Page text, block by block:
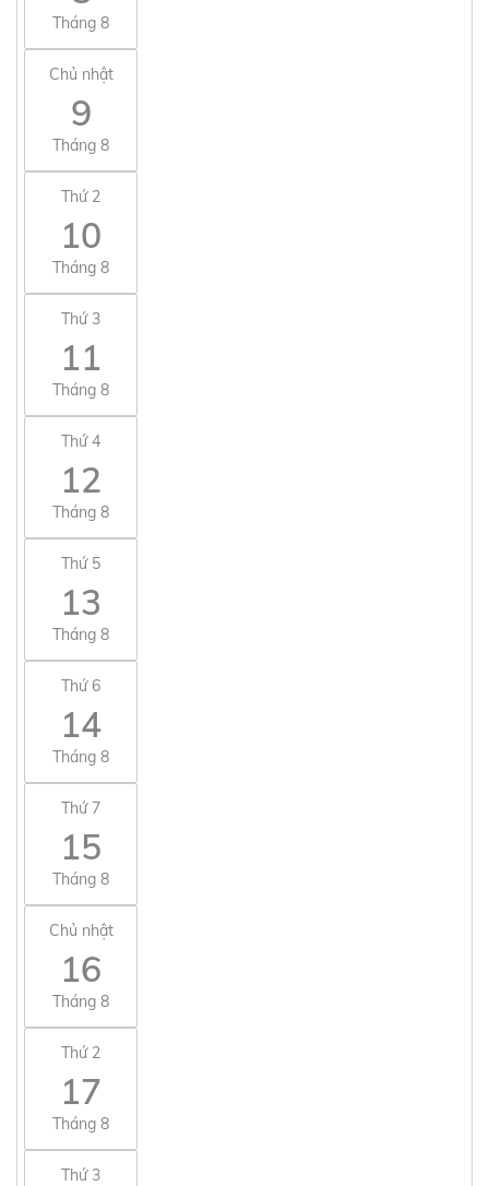
Tháng 8
Chủ nhật
9
Tháng 8
Thứ 2
10
Tháng 8
Thứ 3
11
Tháng 8
Thứ 4
12
Tháng 8
Thứ 5
13
Tháng 8
Thứ 6
14
Tháng 8
Thứ 7
15
Tháng 8
Chủ nhật
16
Tháng 8
Thứ 2
17
Tháng 8
Thứ 3